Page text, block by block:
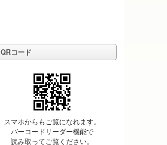
QRコード
スマホからもご覧になれます。
バーコードリーダー機能で
読み取ってご覧ください。